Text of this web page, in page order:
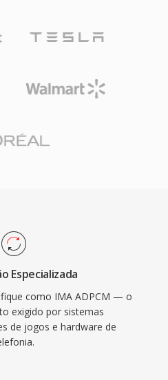
Especializada
como IMA ADPCM — o
exigido por sistemas
de jogos e hardware de